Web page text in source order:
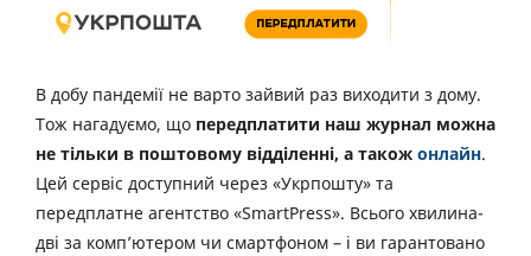
В добу пандемії не варто зайвий раз виходити з дому.
Тож нагадуємо, що передплатити наш журнал можна
не тільки в поштовому відділенні, а також онлайн.
Цей сервіс доступний через «Укрпошту» та
передплатне агентство «SmartPress». Всього хвилина-
дві за комп’ютером чи смартфоном – і ви гарантовано